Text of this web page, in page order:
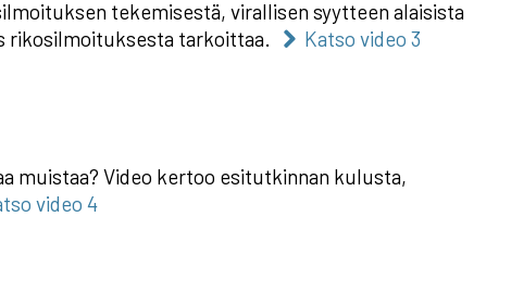
tekemisestä, virallisen syytteen alaisista
rikosilmoituksesta tarkoittaa.
Katso video 3
muistaa? Video kertoo esitutkinnan kulusta,
video 4